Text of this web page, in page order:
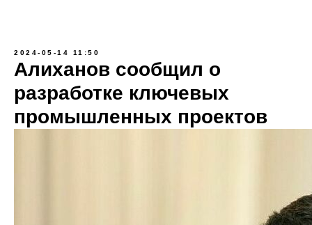
2024-05-14 11:50
Алиханов сообщил о
разработке ключевых
промышленных проектов